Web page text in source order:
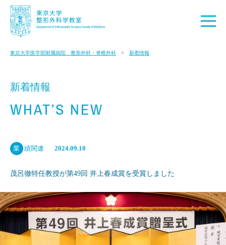
東京大学医学部附属病院 整形外科・脊椎外科 新着情報
新着情報
WHAT’S NEW
業 績関連 2024.09.10
茂呂徹特任教授が第49回 井上春成賞を受賞しました